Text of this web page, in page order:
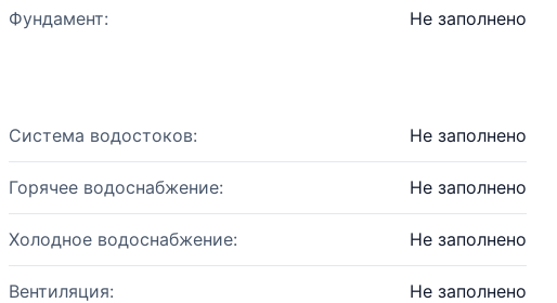
Фундамент: Не заполнено
Система водостоков: Не заполнено
Горячее водоснабжение: Не заполнено
Холодное водоснабжение: Не заполнено
Вентиляция: Не заполнено